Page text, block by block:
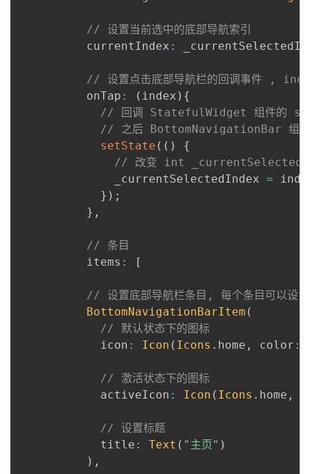
// 设置当前选中的底部导航索引
          currentIndex
:
// 设置点击底部导航栏的回调事件 ,
          onTap
: ( index ) {
// 回调 StatefulWidget 组件的
// 之后 BottomNavigationBar 组件会
setState ( ( )
{
// 改变 int
              _currentSelectedIndex
=
} ) ;
} ,
// 条目
          items
: [
// 设置底部导航栏条目, 每个条目可以设置
BottomNavigationBarItem (
// 默认状态下的图标
            icon
: Icon ( Icons . home , color :
// 激活状态下的图标
            activeIcon
: Icon ( Icons . home ,
// 设置标题
            title
: Text ( "主页" )
) ,